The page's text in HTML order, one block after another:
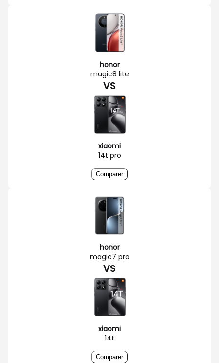
honor
magic8 lite
VS
xiaomi
14t pro
Comparer
honor
magic7 pro
VS
xiaomi
14t
Comparer